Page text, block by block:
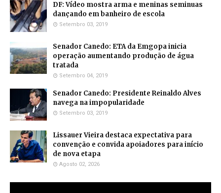
DF: Vídeo mostra arma e meninas seminuas
dançando em banheiro de escola
Setembro 03, 2019
Senador Canedo: ETA da Emgopa inicia
operação aumentando produção de água
tratada
Setembro 04, 2019
Senador Canedo: Presidente Reinaldo Alves
navega na impopularidade
Setembro 03, 2019
Lissauer Vieira destaca expectativa para
convenção e convida apoiadores para início
de nova etapa
Agosto 02, 2026